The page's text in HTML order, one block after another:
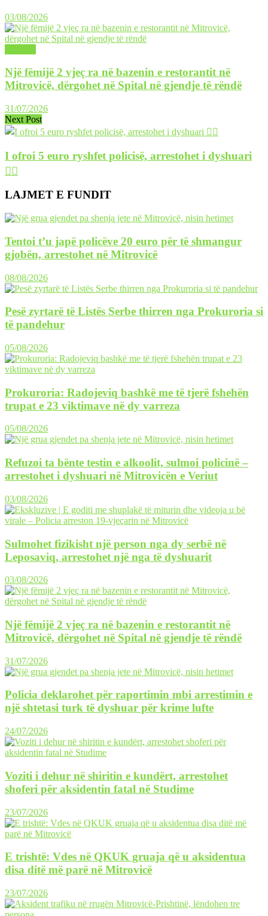
03/08/2026
Një fëmijë 2 vjeç ra në bazenin e restorantit në
Mitrovicë, dërgohet në Spital në gjendje të rëndë
31/07/2026
Next Post
I ofroi 5 euro ryshfet policisë, arrestohet i dyshuari
👇🏻
LAJMET E FUNDIT
Tentoi t’u japë policëve 20 euro për të shmangur
gjobën, arrestohet në Mitrovicë
08/08/2026
Pesë zyrtarë të Listës Serbe thirren nga Prokuroria si
të pandehur
05/08/2026
Prokuroria: Radojeviq bashkë me të tjerë fshehën
trupat e 23 viktimave në dy varreza
05/08/2026
Refuzoi ta bënte testin e alkoolit, sulmoi policinë –
arrestohet i dyshuari në Mitrovicën e Veriut
03/08/2026
Sulmohet fizikisht një person nga dy serbë në
Leposaviq, arrestohet një nga të dyshuarit
03/08/2026
Një fëmijë 2 vjeç ra në bazenin e restorantit në
Mitrovicë, dërgohet në Spital në gjendje të rëndë
31/07/2026
Policia deklarohet për raportimin mbi arrestimin e
një shtetasi turk të dyshuar për krime lufte
24/07/2026
Voziti i dehur në shiritin e kundërt, arrestohet
shoferi për aksidentin fatal në Studime
23/07/2026
E trishtë: Vdes në QKUK gruaja që u aksidentua
disa ditë më parë në Mitrovicë
23/07/2026